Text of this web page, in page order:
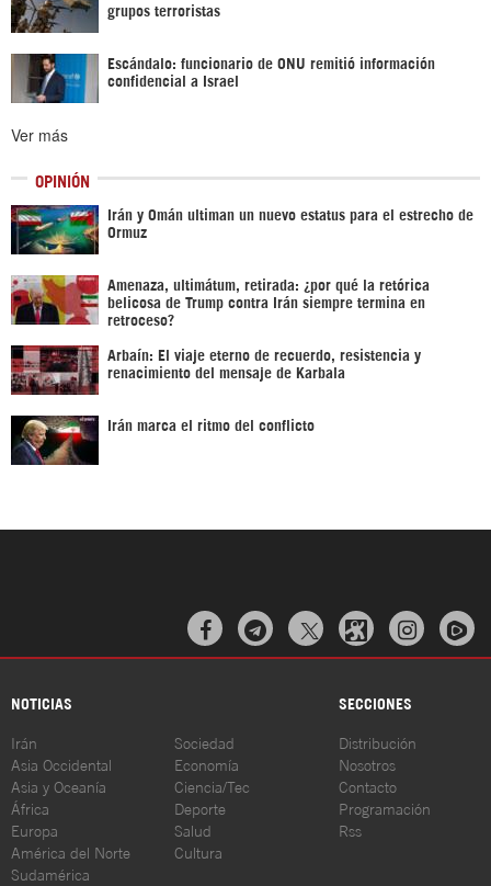
grupos terroristas
Escándalo: funcionario de ONU remitió información
confidencial a Israel
Ver más
OPINIÓN
Irán y Omán ultiman un nuevo estatus para el estrecho de
Ormuz
Amenaza, ultimátum, retirada: ¿por qué la retórica
belicosa de Trump contra Irán siempre termina en
retroceso?
Arbaín: El viaje eterno de recuerdo, resistencia y
renacimiento del mensaje de Karbala
Irán marca el ritmo del conflicto
  
NOTICIAS SECCIONES
Irán
Asia Occidental
Asia y Oceanía
África
Europa
América del Norte
Sudamérica
Sociedad
Economía
Ciencia/Tec
Deporte
Salud
Cultura
Distribución
Nosotros
Contacto
Programación
Rss